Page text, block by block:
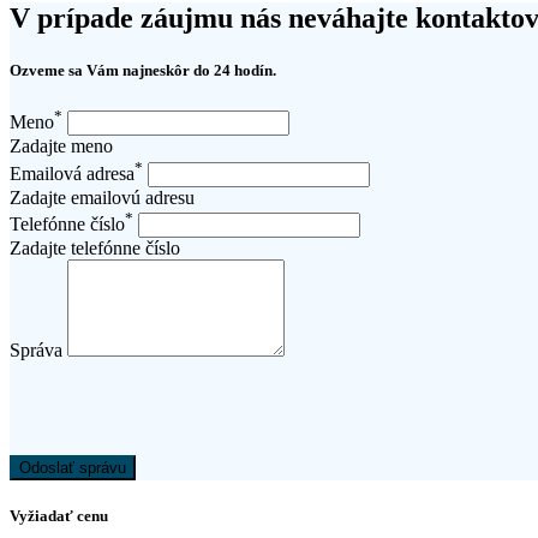
V prípade záujmu nás neváhajte
Ozveme sa Vám najneskôr do 24 hodín.
Meno*
Zadajte meno
Emailová adresa*
Zadajte emailovú adresu
Telefónne číslo*
Zadajte telefónne číslo
Správa
Odoslať správu
Vyžiadať cenu